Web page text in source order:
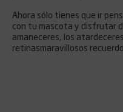
Ahora sólo tienes que ir
con tu mascota y disfrutar
amaneceres, los
retinasmaravillosos